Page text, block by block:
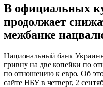
В официальных
продолжает
межбанке
Национальный банк
гривну на две копейки по
по отношению к евро. Об
сайте НБУ в четверг, 2